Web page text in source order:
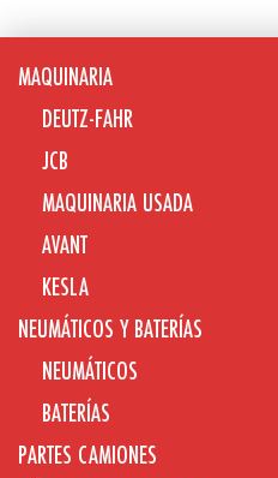
MAQUINARIA
DEUTZ-FAHR
JCB
MAQUINARIA USADA
AVANT
KESLA
NEUMÁTICOS Y BATERÍAS
NEUMÁTICOS
BATERÍAS
PARTES CAMIONES